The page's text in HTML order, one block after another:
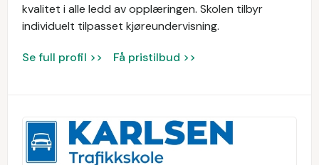
kvalitet i alle ledd av opplæringen. Skolen tilbyr
individuelt tilpasset kjøreundervisning.
Se full profil >> Få pristilbud >>